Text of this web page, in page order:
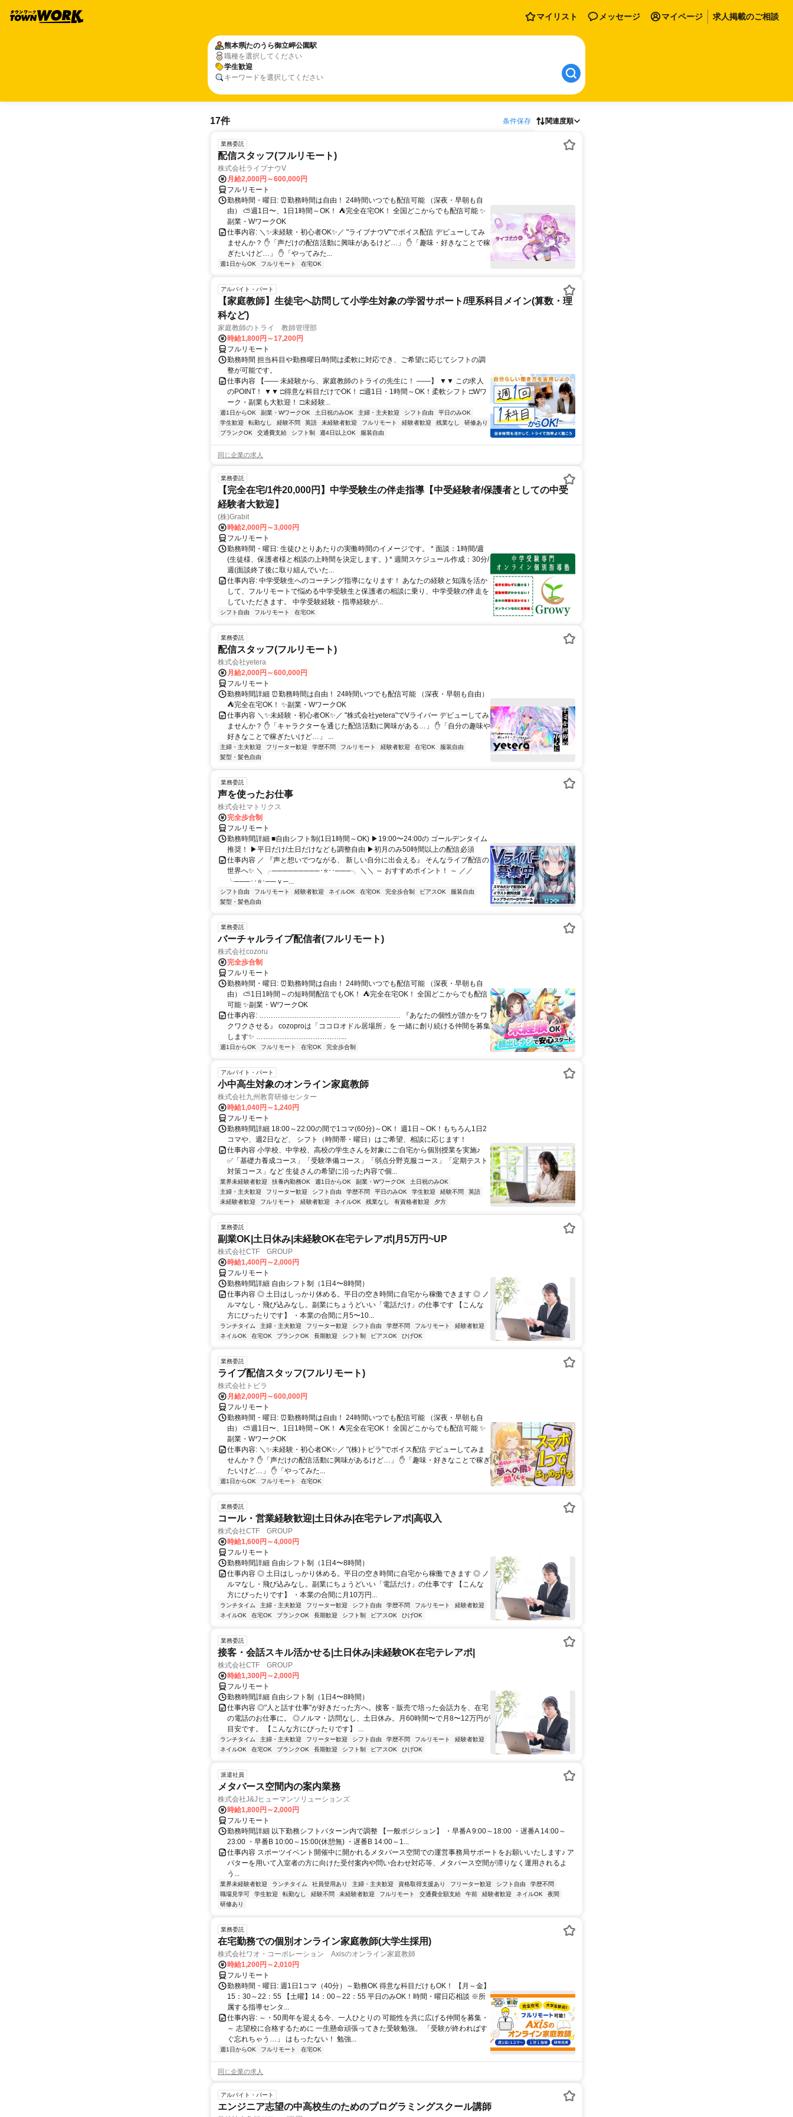
マイリスト メッセージ マイページ 求人掲載のご相談
熊本県たのうら御立岬公園駅
職種を選択してください
学生歓迎
キーワードを選択してください
17件 条件保存 関連度順
業務委託
配信スタッフ(フルリモート)
株式会社ライブナウV
月給2,000円～600,000円
フルリモート
勤務時間・曜日: ⏰勤務時間は自由！ 24時間いつでも配信可能 （深夜・早朝も自
由） ⛅週1日〜、1日1時間～OK！ ⛺完全在宅OK！ 全国どこからでも配信可能 ✨
副業・WワークOK
仕事内容: ＼✨未経験・初心者OK✨／ "ライブナウV"でボイス配信 デビューしてみ
ませんか？ ✋「声だけの配信活動に興味があるけど…」 ✋「趣味・好きなことで稼
ぎたいけど…」 ✋「やってみた...
週1日からOK フルリモート 在宅OK
アルバイト・パート
【家庭教師】生徒宅へ訪問して小学生対象の学習サポート/理系科目メイン(算数・理
科など)
家庭教師のトライ 教師管理部
時給1,800円～17,200円
フルリモート
勤務時間 担当科目や勤務曜日/時間は柔軟に対応でき、ご希望に応じてシフトの調
整が可能です。
仕事内容 【―― 未経験から、家庭教師のトライの先生に！ ――】 ▼▼ この求人
のPOINT！ ▼▼ □得意な科目だけでOK！ □週1日・1時間～OK！柔軟シフト □Wワ
ーク・副業も大歓迎！ □未経験...
週1日からOK 副業・WワークOK 土日祝のみOK 主婦・主夫歓迎 シフト自由
平日のみOK
学生歓迎
転勤なし 経験不問 英語 未経験者歓迎 フルリモート 経験者歓迎 残業なし
研修あり
ブランクOK
交通費支給 シフト制 週4日以上OK 服装自由
同じ企業の求人
業務委託
【完全在宅/1件20,000円】中学受験生の伴走指導【中受経験者/保護者としての中受
経験者大歓迎】
(株)Grabit
時給2,000円～3,000円
フルリモート
勤務時間・曜日: 生徒ひとりあたりの実働時間のイメージです。 * 面談：1時間/週
(生徒様、保護者様と相談の上時間を決定します。) * 週間スケジュール作成：30分/
週(面談終了後に取り組んでいた...
仕事内容: 中学受験生へのコーチング指導になります！ あなたの経験と知識を活か
して、フルリモートで悩める中学受験生と保護者の相談に乗り、中学受験の伴走を
していただきます。 中学受験経験・指導経験が...
シフト自由 フルリモート 在宅OK
業務委託
配信スタッフ(フルリモート)
株式会社yetera
月給2,000円～600,000円
フルリモート
勤務時間詳細 ⏰勤務時間は自由！ 24時間いつでも配信可能 （深夜・早朝も自由）
⛺完全在宅OK！ ✨副業・WワークOK
仕事内容 ＼✨未経験・初心者OK✨／ "株式会社yetera"でVライバー デビューしてみ
ませんか？ ✋「キャラクターを通じた配信活動に興味がある…」 ✋「自分の趣味や
好きなことで稼ぎたいけど…」 ...
主婦・主夫歓迎 フリーター歓迎 学歴不問 フルリモート 経験者歓迎 在宅OK
服装自由
髪型・髪色自由
業務委託
声を使ったお仕事
株式会社マトリクス
完全歩合制
フルリモート
勤務時間詳細 ■自由シフト制(1日1時間～OK) ▶19:00〜24:00の ゴールデンタイム
推奨！ ▶平日だけ/土日だけなども調整自由 ▶初月のみ50時間以上の配信必須
仕事内容 ／ 『声と想いでつながる、 新しい自分に出会える』 そんなライブ配信の
世界へ✨ ＼ ╭─────────･⭐･･───╮ ＼＼ ～ おすすめポイント！ ～ ／／
╰───･･⭐･──ｖ─...
シフト自由 フルリモート 経験者歓迎 ネイルOK 在宅OK 完全歩合制 ピアスOK
服装自由
髪型・髪色自由
業務委託
バーチャルライブ配信者(フルリモート)
株式会社cozoru
完全歩合制
フルリモート
勤務時間・曜日: ⏰勤務時間は自由！ 24時間いつでも配信可能 （深夜・早朝も自
由） ⛅1日1時間～の短時間配信でもOK！ ⛺完全在宅OK！ 全国どこからでも配信
可能 ✨副業・WワークOK
仕事内容: …………………………………………………… 『あなたの個性が誰かをワ
クワクさせる』 cozoproは「ココロオドル居場所」を 一緒に創り続ける仲間を募集
します✨ ………………………………...
週1日からOK フルリモート 在宅OK 完全歩合制
アルバイト・パート
小中高生対象のオンライン家庭教師
株式会社九州教育研修センター
時給1,040円～1,240円
フルリモート
勤務時間詳細 18:00～22:00の間で1コマ(60分)～OK！ 週1日～OK！もちろん1日2
コマや、週2日など、 シフト（時間帯・曜日）はご希望、相談に応じます！
仕事内容 小学校、中学校、高校の学生さんを対象にご自宅から個別授業を実施♪
✅「基礎力養成コース」「受験準備コース」「弱点分野克服コース」「定期テスト
対策コース」など 生徒さんの希望に沿った内容で個...
業界未経験者歓迎 扶養内勤務OK 週1日からOK 副業・WワークOK
土日祝のみOK
主婦・主夫歓迎
フリーター歓迎 シフト自由 学歴不問 平日のみOK 学生歓迎 経験不問
英語
未経験者歓迎
フルリモート 経験者歓迎 ネイルOK 残業なし 有資格者歓迎 夕方
業務委託
副業OK|土日休み|未経験OK在宅テレアポ|月5万円~UP
株式会社CTF GROUP
時給1,400円～2,000円
フルリモート
勤務時間詳細 自由シフト制（1日4〜8時間）
仕事内容 ◎ 土日はしっかり休める。平日の空き時間に自宅から稼働できます ◎ ノ
ルマなし・飛び込みなし。副業にちょうどいい「電話だけ」の仕事です 【こんな
方にぴったりです】 ・本業の合間に月5〜10...
ランチタイム 主婦・主夫歓迎 フリーター歓迎 シフト自由 学歴不問 フルリモート
経験者歓迎
ネイルOK
在宅OK ブランクOK 長期歓迎 シフト制 ピアスOK ひげOK
業務委託
ライブ配信スタッフ(フルリモート)
株式会社トビラ
月給2,000円～600,000円
フルリモート
勤務時間・曜日: ⏰勤務時間は自由！ 24時間いつでも配信可能 （深夜・早朝も自
由） ⛅週1日〜、1日1時間～OK！ ⛺完全在宅OK！ 全国どこからでも配信可能 ✨
副業・WワークOK
仕事内容: ＼✨未経験・初心者OK✨／ "(株)トビラ"でボイス配信 デビューしてみま
せんか？ ✋「声だけの配信活動に興味があるけど…」 ✋「趣味・好きなことで稼ぎ
たいけど…」 ✋「やってみた...
週1日からOK フルリモート 在宅OK
業務委託
コール・営業経験歓迎|土日休み|在宅テレアポ|高収入
株式会社CTF GROUP
時給1,600円～4,000円
フルリモート
勤務時間詳細 自由シフト制（1日4〜8時間）
仕事内容 ◎ 土日はしっかり休める。平日の空き時間に自宅から稼働できます ◎ ノ
ルマなし・飛び込みなし。副業にちょうどいい「電話だけ」の仕事です 【こんな
方にぴったりです】 ・本業の合間に月10万円...
ランチタイム 主婦・主夫歓迎 フリーター歓迎 シフト自由 学歴不問 フルリモート
経験者歓迎
ネイルOK
在宅OK ブランクOK 長期歓迎 シフト制 ピアスOK ひげOK
業務委託
接客・会話スキル活かせる|土日休み|未経験OK在宅テレアポ|
株式会社CTF GROUP
時給1,300円～2,000円
フルリモート
勤務時間詳細 自由シフト制（1日4〜8時間）
仕事内容 ◎"人と話す仕事"が好きだった方へ。接客・販売で培った会話力を、在宅
の電話のお仕事に。 ◎ノルマ・訪問なし、土日休み。月60時間〜で月8〜12万円が
目安です。 【こんな方にぴったりです】 ...
ランチタイム 主婦・主夫歓迎 フリーター歓迎 シフト自由 学歴不問 フルリモート
経験者歓迎
ネイルOK
在宅OK ブランクOK 長期歓迎 シフト制 ピアスOK ひげOK
派遣社員
メタバース空間内の案内業務
株式会社J&Jヒューマンソリューションズ
時給1,800円～2,000円
フルリモート
勤務時間詳細 以下勤務シフトパターン内で調整 【一般ポジション】 ・早番A 9:00～18:00 ・遅番A 14:00～
23:00 ・早番B 10:00～15:00(休憩無) ・遅番B 14:00～1...
仕事内容 スポーツイベント開催中に開かれるメタバース空間での運営事務局サポートをお願いいたします♪ ア
バターを用いて入室者の方に向けた受付案内や問い合わせ対応等、メタバース空間が滞りなく運用されるよ
う...
業界未経験者歓迎 ランチタイム 社員登用あり 主婦・主夫歓迎 資格取得支援あり フリーター歓迎 シフト自由
学歴不問
職場見学可
学生歓迎 転勤なし 経験不問 未経験者歓迎 フルリモート 交通費全額支給 午前 経験者歓迎 ネイルOK
夜間
研修あり
業務委託
在宅勤務での個別オンライン家庭教師(大学生採用)
株式会社ワオ・コーポレーション Axisのオンライン家庭教師
時給1,200円～2,010円
フルリモート
勤務時間・曜日: 週1日1コマ（40分）～勤務OK 得意な科目だけもOK！ 【月～金】
15：30～22：55 【土曜】14：00～22：55 平日のみOK！時間・曜日応相談 ※所
属する指導センタ...
仕事内容: ～・50周年を迎える今、一人ひとりの 可能性を共に広げる仲間を募集・
～ 志望校に合格するために 一生懸命頑張ってきた受験勉強。 「受験が終わればす
ぐ忘れちゃう…」 はもったない！ 勉強...
週1日からOK フルリモート 在宅OK
同じ企業の求人
アルバイト・パート
エンジニア志望の中高校生のためのプログラミングスクール講師